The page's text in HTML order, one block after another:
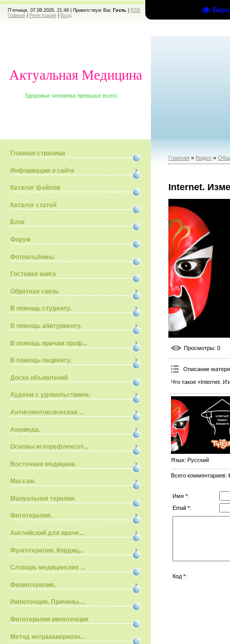
П`ятниця, 07.08.2026, 21:49 | Приветствую Вас Гость
RSS
Главная
Регистрация Вход
Актуальная Медицина
Здоровье человека превыше всего.
Главная страница
Информация о сайте
Каталог файлов
Каталог статей
Блог
Форум
Фотоальбомы
Гостевая книга
Обратная связь
В помощь студенту.
В помощь абитуриенту.
В помощь врачам проф...
В помощь пациенту.
Доска объявлений
Худеем с удовольствием.
Антигомотоксическая ...
Аюрведа.
Основы иглорефлексот...
Восточная медицина.
Массаж.
Мануальная терапия.
Фитотерапия.
Английский для враче...
Фунготерапия. Кордиц...
Словарь медицинских ...
Физиотерапия.
Импотенция. Причины....
Фитотерапия импотенции
Метод интракавернозн...
Главная » Видео »
Internet.
Просмотры: 0
Описание
Что такое «Internet.
Язык: Русский
Всего комментариев:
Имя *:
Email *:
Код *: